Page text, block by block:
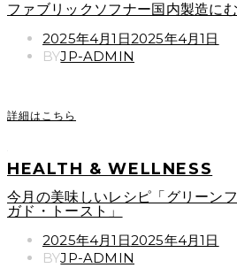
ファブリックソフナー国内製造に
POSTED
ON
2025年4月1日2025年4月1日
BYJP-ADMIN
詳細はこちら
HEALTH & WELLNESS
今月の美味しいレシピ「グリーン
ガド・トースト」
POSTED
ON
2025年4月1日2025年4月1日
BYJP-ADMIN